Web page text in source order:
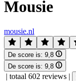
Mousie
mousie.nl
De score is: 9,8
De score is: 9,8
| totaal 602 reviews |